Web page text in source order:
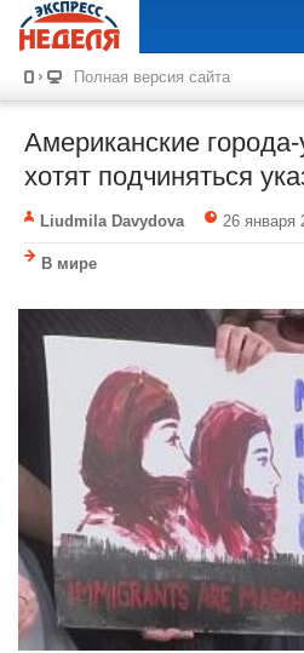
Полная версия сайта
Американские
хотят подчиняться
Liudmila Davydova 26 января
В мире